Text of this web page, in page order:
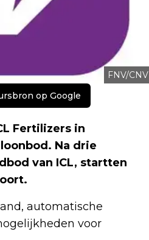
FNV/CNV
op Google
Fertilizers in
Na drie
van ICL, startten
automatische
voor